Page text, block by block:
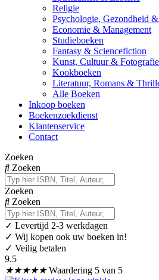
Religie
Psychologie, Gezondheid
Economie & Management
Studieboeken
Fantasy & Sciencefiction
Kunst, Cultuur & Fotografie
Kookboeken
Literatuur, Romans &
Alle Boeken
Inkoop boeken
Boekenzoekdienst
Klantenservice
Contact
Zoeken
Zoeken
Zoeken
Zoeken
✓ Levertijd 2-3 werkdagen
✓ Wij kopen ook uw boeken in!
✓ Veilig betalen
9.5
★★★★★ Waardering 5 van 5